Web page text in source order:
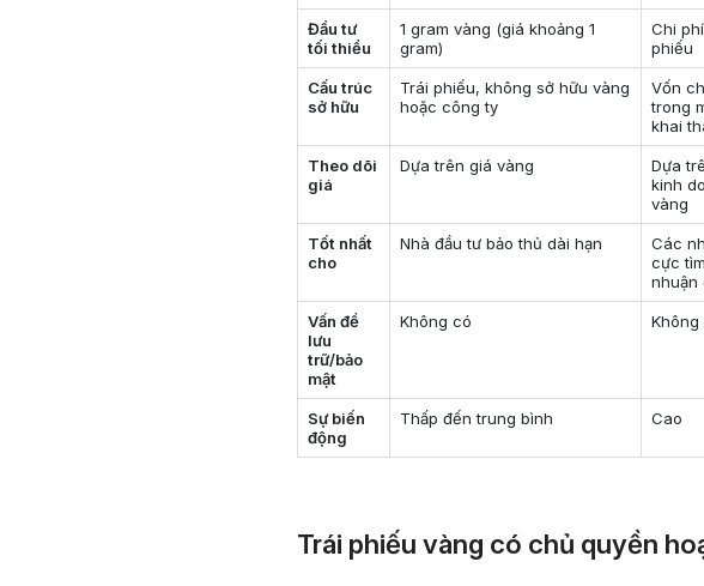
Đầu tư
tối thiểu
1 gram vàng (giá khoảng 1
gram)
Chi
phiếu
Cấu trúc
sở hữu
Trái phiếu, không sở hữu vàng
hoặc công ty
Vốn
trong
khai
Theo dõi
giá
Dựa trên giá vàng
Dựa
kinh
vàng
Tốt nhất
cho
Nhà đầu tư bảo thủ dài hạn
Các
cực
nhuận
Vấn đề
lưu
trữ/bảo
mật
Không có Không
Sự biến
động
Thấp đến trung bình Cao
Trái phiếu vàng có chủ quyền